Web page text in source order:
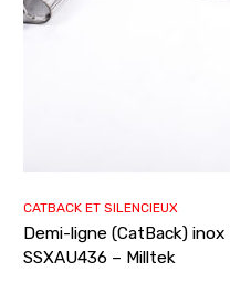
CATBACK ET SILENCIEUX
Demi-ligne (CatBack)
SSXAU436 – Milltek